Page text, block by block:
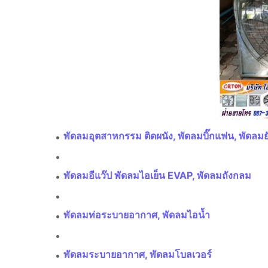
พัดลมอุตสาหกรรม ติดผนัง, พัดลมบิ๊กแฟน, พัดลม
พัดลมอีแว๊ป พัดลมไอเย็น EVAP, พัดลมถังกลม
พัดลมท่อระบายอากาศ, พัดลมไอน้ำ
พัดลมระบายอากาศ, พัดลมโบลเวอร์